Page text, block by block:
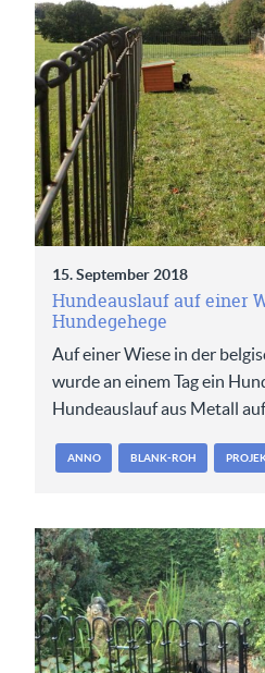
15. September 2018
Hundeauslauf auf einer
Hundegehege
Auf einer Wiese in der
wurde an einem Tag ein
Hundeauslauf aus Metall
ANNO BLANK-ROH